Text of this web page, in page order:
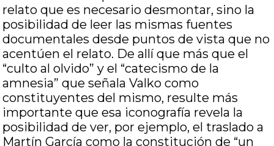
relato que es necesario desmontar, sino la
posibilidad de leer las mismas fuentes
documentales desde puntos de vista que no
acentúen el relato. De allí que más que el
“culto al olvido” y el “catecismo de la
amnesia” que señala Valko como
constituyentes del mismo, resulte más
importante que esa iconografía revela la
posibilidad de ver, por ejemplo, el traslado a
Martín García como la constitución de “un